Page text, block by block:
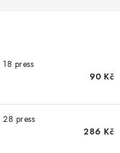
press
90 Kč
press
286 Kč